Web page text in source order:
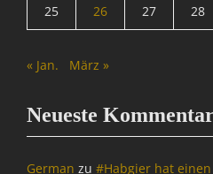
I
f
m
a
25 26 27 28
« Jan. März »
Neueste
German zu #Habgier hat